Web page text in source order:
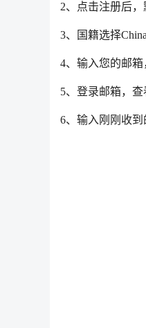
2、点击注册后，
3、国籍选择China
4、输入您的邮箱
5、登录邮箱，查
6、输入刚刚收